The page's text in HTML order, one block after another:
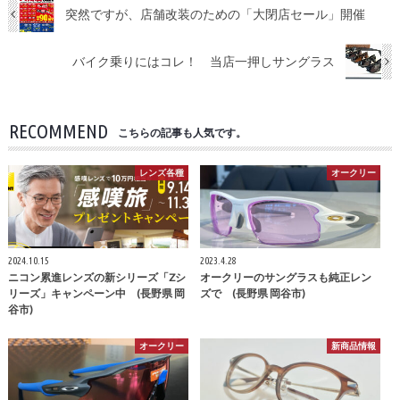
突然ですが、店舗改装のための「大閉店セール」開催
バイク乗りにはコレ！ 当店一押しサングラス
RECOMMEND こちらの記事も人気です。
レンズ各種
2024.10.15
ニコン累進レンズの新シリーズ「Zシ
リーズ」キャンペーン中 (長野県 岡
谷市)
オークリー
2023.4.28
オークリーのサングラスも純正レン
ズで (長野県 岡谷市)
オークリー 新商品情報